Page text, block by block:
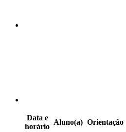
Data e
horário
Aluno(a) Orientação